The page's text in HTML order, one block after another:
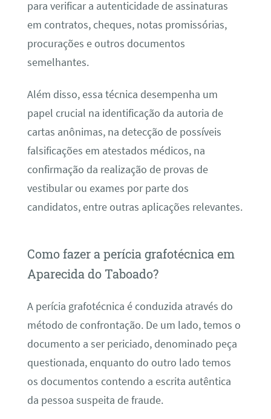
para verificar a autenticidade de assinaturas
em contratos, cheques, notas promissórias,
procurações e outros documentos
semelhantes.
Além disso, essa técnica desempenha um
papel crucial na identificação da autoria de
cartas anônimas, na detecção de possíveis
falsificações em atestados médicos, na
confirmação da realização de provas de
vestibular ou exames por parte dos
candidatos, entre outras aplicações relevantes.
Como fazer a perícia grafotécnica em
Aparecida do Taboado?
A perícia grafotécnica é conduzida através do
método de confrontação. De um lado, temos o
documento a ser periciado, denominado peça
questionada, enquanto do outro lado temos
os documentos contendo a escrita autêntica
da pessoa suspeita de fraude.